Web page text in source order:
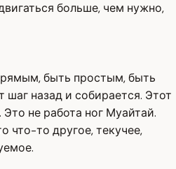
больше, чем нужно,
быть простым, быть
шаг назад и собирается. Этот
не работа ног Муайтай.
что-то другое, текучее,